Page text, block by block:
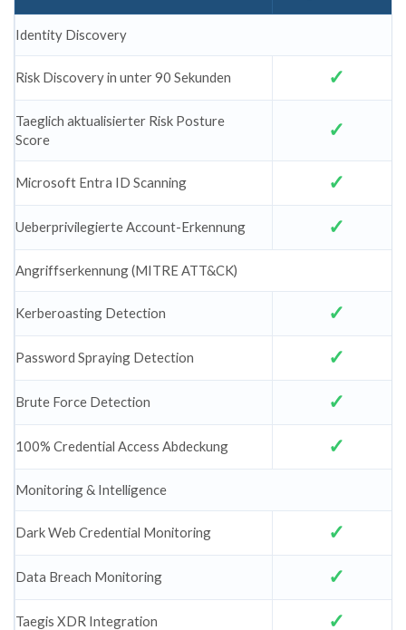
Identity Discovery
Risk Discovery in unter 90 Sekunden
Taeglich aktualisierter Risk Posture
Score
Microsoft Entra ID Scanning
Ueberprivilegierte Account-Erkennung
Angriffserkennung (MITRE ATT&CK)
Kerberoasting Detection
Password Spraying Detection
Brute Force Detection
100% Credential Access Abdeckung
Monitoring & Intelligence
Dark Web Credential Monitoring
Data Breach Monitoring
Taegis XDR Integration